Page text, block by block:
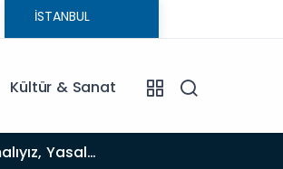
Kültür & Sanat